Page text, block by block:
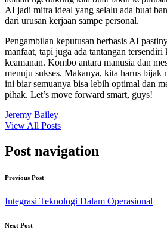
AI jadi mitra ideal yang selalu ada buat
dari urusan kerjaan sampe personal.
Pengambilan keputusan berbasis AI
manfaat, tapi juga ada tantangan tersendiri
keamanan. Kombo antara manusia dan
menuju sukses. Makanya, kita harus bijak
ini biar semuanya bisa lebih optimal dan
pihak. Let’s move forward smart, guys!
Jeremy Bailey
View All Posts
Post navigation
Previous Post
Integrasi Teknologi Dalam Operasional
Next Post